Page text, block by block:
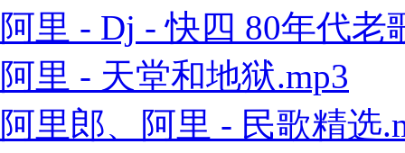
阿里 - Dj - 快四 80年代老
阿里 - 天堂和地狱.mp3
阿里郎、阿里 - 民歌精选